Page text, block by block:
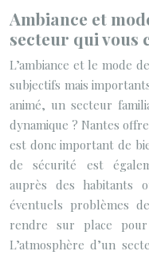
Ambiance et
secteur qui vous
L’ambiance et le mode
subjectifs mais
animé, un secteur
dynamique ? Nantes
est donc important de
de sécurité est
auprès des habitants
éventuels problèmes
rendre sur place
L’atmosphère d’un